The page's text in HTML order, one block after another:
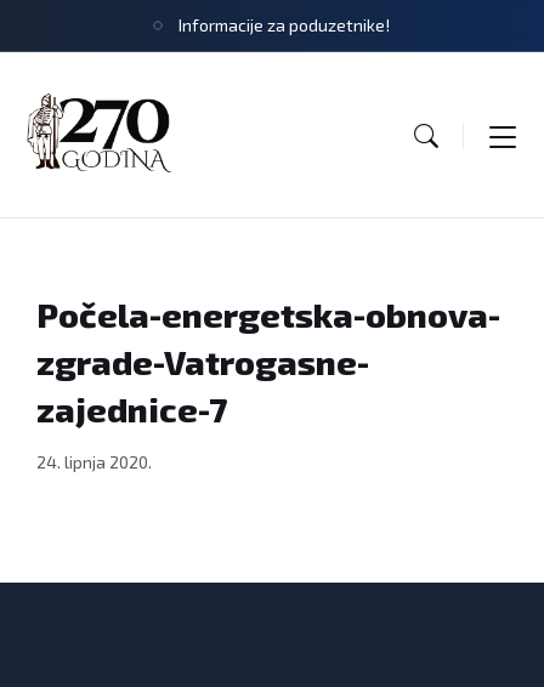
Informacije za poduzetnike!
Počela-energetska-obnova-
zgrade-Vatrogasne-
zajednice-7
24. lipnja 2020.